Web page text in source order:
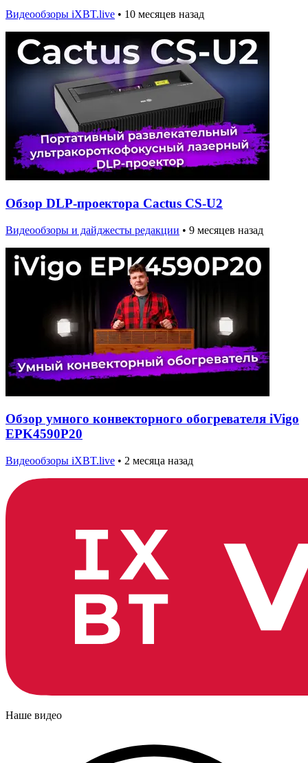
Видеообзоры iXBT.live • 10 месяцев назад
Обзор DLP-проектора Cactus CS-U2
Видеообзоры и дайджесты редакции • 9 месяцев назад
Обзор умного конвекторного обогревателя iVigo
EPK4590P20
Видеообзоры iXBT.live • 2 месяца назад
Наше видео